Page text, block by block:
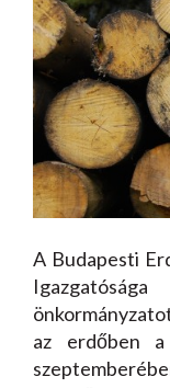
A Budapesti
az erdőben